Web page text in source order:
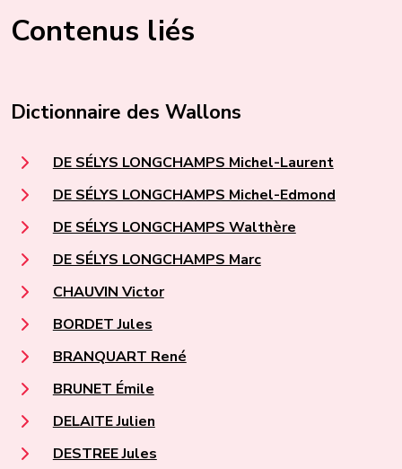
Contenus liés
Dictionnaire des Wallons
DE SÉLYS LONGCHAMPS Michel-Laurent
DE SÉLYS LONGCHAMPS Michel-Edmond
DE SÉLYS LONGCHAMPS Walthère
DE SÉLYS LONGCHAMPS Marc
CHAUVIN Victor
BORDET Jules
BRANQUART René
BRUNET Émile
DELAITE Julien
DESTREE Jules